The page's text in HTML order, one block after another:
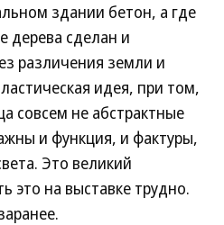
здании бетон, а где
дерева сделан и
различения земли и
идея, при том,
совсем не абстрактные
и функция, и фактуры,
Это великий
это на выставке трудно.